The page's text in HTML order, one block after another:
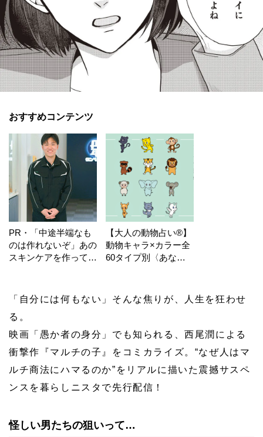
おすすめコンテンツ
PR・「中途半端なも
のは作れないぞ」あの
スキンケアを作ってい
【大人の動物占い®】
動物キャラ×カラー全
60タイプ別〈あなた
「自分には何もない」そんな焦りが、人生を狂わせ
る。
映画「愚か者の身分」でも知られる、西尾潤による
衝撃作『マルチの子』をコミカライズ。“なぜ人はマ
ルチ商法にハマるのか”をリアルに描いた震撼サスペ
ンスを暮らしニスタで先行配信！
怪しい男たちの狙いって…